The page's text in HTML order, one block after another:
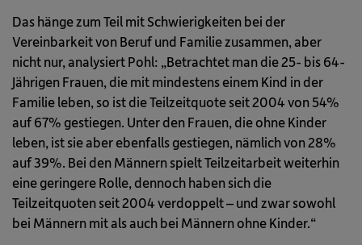
Das hänge zum Teil mit Schwierigkeiten bei der
Vereinbarkeit von Beruf und Familie zusammen, aber
nicht nur, analysiert Pohl: „Betrachtet man die 25- bis 64-
Jährigen Frauen, die mit mindestens einem Kind in der
Familie leben, so ist die Teilzeitquote seit 2004 von 54%
auf 67% gestiegen. Unter den Frauen, die ohne Kinder
leben, ist sie aber ebenfalls gestiegen, nämlich von 28%
auf 39%. Bei den Männern spielt Teilzeitarbeit weiterhin
eine geringere Rolle, dennoch haben sich die
Teilzeitquoten seit 2004 verdoppelt – und zwar sowohl
bei Männern mit als auch bei Männern ohne Kinder.“